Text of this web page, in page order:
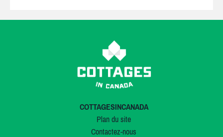
COTTAGESINCANADA
Plan du site
Contactez-nous